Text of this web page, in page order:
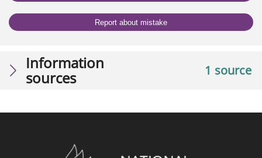
Report about mistake
1 source
Information
sources